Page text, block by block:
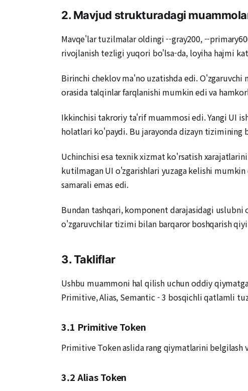
2. Mavjud strukturadagi
Mavqe'lar tuzilmalar oldingi --gray200, --
rivojlanish tezligi yuqori bo'lsa-da, loyiha hajmi
Birinchi cheklov ma'no uzatishda edi.
orasida talqinlar farqlanishi mumkin edi va
Ikkinchisi takroriy ta'rif muammosi edi. Yangi UI
holatlari ko'paydi. Bu jarayonda dizayn tizimining
Uchinchisi esa texnik xizmat ko'rsatish
kutilmagan UI o'zgarishlari yuzaga kelishi
samarali emas edi.
Bundan tashqari, komponent darajasidagi
o'zgaruvchilar tizimi bilan barqaror boshqarish
3. Takliflar
Ushbu muammoni hal qilish uchun oddiy
Primitive, Alias, Semantic - 3 bosqichli qatlamli
3.1 Primitive Token
Primitive Token aslida rang qiymatlarini belgilash
3.2 Alias Token